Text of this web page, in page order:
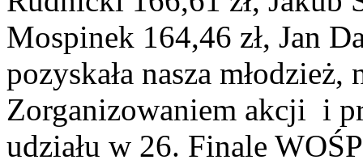
Mospinek 164,46 zł, Jan
pozyskała nasza
Zorganizowaniem akcji i
udziału w 26. Finale